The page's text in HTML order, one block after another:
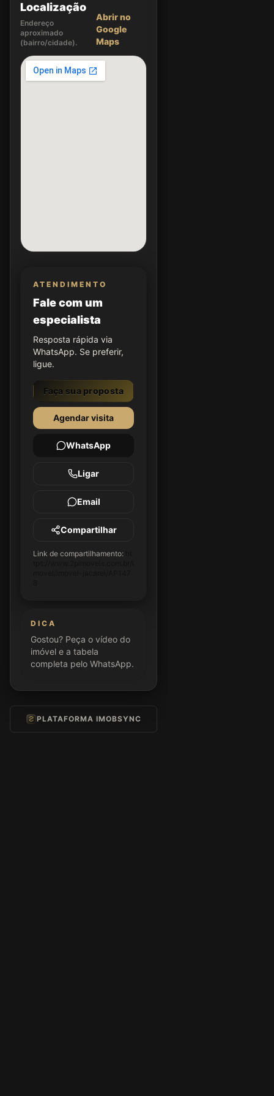
Localização
Endereço
aproximado
(bairro/cidade).
Abrir no
Google
Maps
ATENDIMENTO
Fale com um
especialista
Resposta rápida via
WhatsApp. Se preferir,
ligue.
Faça sua proposta
Agendar visita
WhatsApp
Ligar
Email
Compartilhar
Link de compartilhamento:
DICA
Gostou? Peça o vídeo do
imóvel e a tabela
completa pelo WhatsApp.
PLATAFORMA IMOBSYNC